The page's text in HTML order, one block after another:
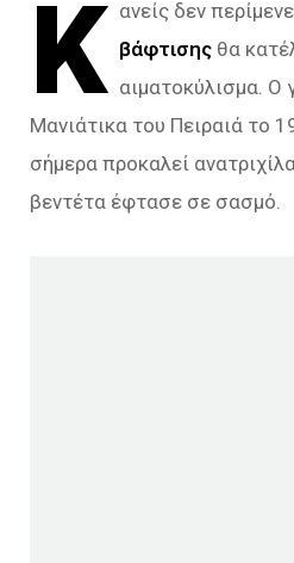
Κ ανείς δεν
βάφτισης θα
αιματοκύλισμα. Ο
Μανιάτικα του Πειραιά το
σήμερα προκαλεί
βεντέτα έφτασε σε σασμό.